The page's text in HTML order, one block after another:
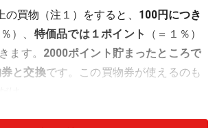
買物（注１）をすると、 100円につき
）、 特価品では１ポイント
（＝１％）
ます。 2000ポイント貯まったところで
と交換です。この買物券が使えるのも